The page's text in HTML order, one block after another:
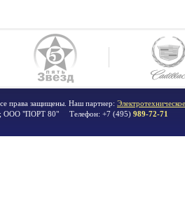
права защищены. Наш партнер:
ООО "ПОРТ 80" Телефон: +7 (495) 989-72-71